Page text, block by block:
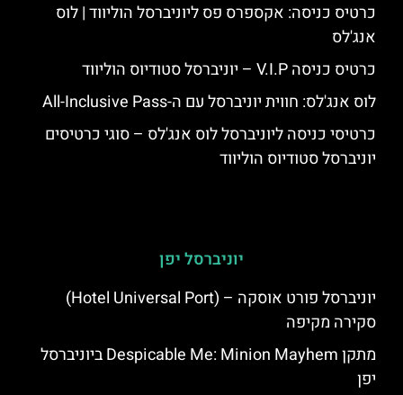
כרטיס כניסה: אקספרס פס ליוניברסל הוליווד | לוס
אנג'לס
כרטיס כניסה V.I.P – יוניברסל סטודיוס הוליווד
לוס אנג'לס: חווית יוניברסל עם ה-All-Inclusive Pass
כרטיסי כניסה ליוניברסל לוס אנג'לס – סוגי כרטיסים
יוניברסל סטודיוס הוליווד
יוניברסל יפן
יוניברסל פורט אוסקה – (Hotel Universal Port)
סקירה מקיפה
מתקן Despicable Me: Minion Mayhem ביוניברסל
יפן